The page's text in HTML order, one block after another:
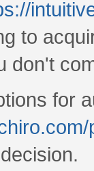
to
don't
for